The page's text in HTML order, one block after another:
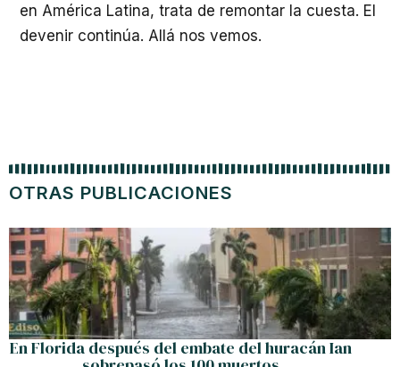
en América Latina, trata de remontar la cuesta. El
devenir continúa. Allá nos vemos.
OTRAS PUBLICACIONES
En Florida después del embate del huracán Ian